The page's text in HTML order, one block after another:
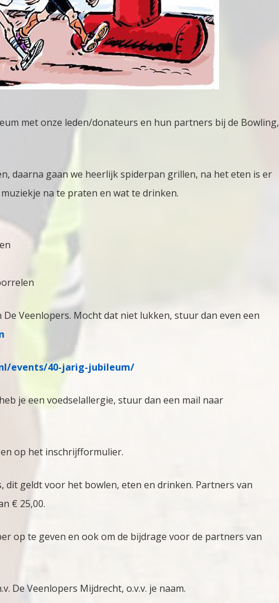
met onze leden/donateurs en hun partners bij de Bowling,
daarna gaan we heerlijk spiderpan grillen, na het eten is er
na te praten en wat te drinken.
Veenlopers. Mocht dat niet lukken, stuur dan even een
events/40-jarig-jubileum/
je een voedselallergie, stuur dan een mail naar
op het inschrijfformulier.
geldt voor het bowlen, eten en drinken. Partners van
€ 25,00.
op te geven en ook om de bijdrage voor de partners van
De Veenlopers Mijdrecht, o.v.v. je naam.